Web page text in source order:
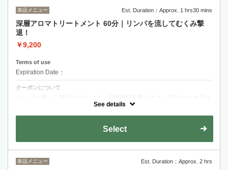
単品メニュー Est. Duration：Approx. 1 hrs30 mins
深層アロマトリートメント 60分｜リンパを流してむくみ撃
退！
￥9,200
Terms of use
Expiration Date：
クーポンについて
で、老廃物を押し流して、心身ともにリラックス♪
See details
Select
単品メニュー Est. Duration：Approx. 2 hrs